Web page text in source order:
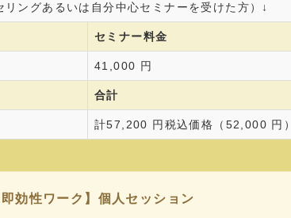
リングあるいは自分中心セミナーを受けた方）↓
セミナー料金
41,000 円
合計
計57,200 円税込価格（52,000 円）
効性ワーク】個人セッション